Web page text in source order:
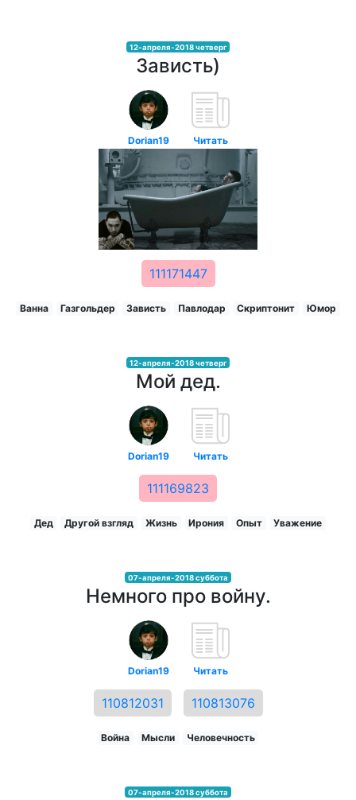
12-апреля-2018 четверг
Зависть)
Dorian19 Читать
111171447
Ванна Газгольдер Зависть Павлодар Скриптонит Юмор
12-апреля-2018 четверг
Мой дед.
Dorian19 Читать
111169823
Дед Другой взгляд Жизнь Ирония Опыт Уважение
07-апреля-2018 суббота
Немного про войну.
Dorian19 Читать
110812031 110813076
Война Мысли Человечность
07-апреля-2018 суббота